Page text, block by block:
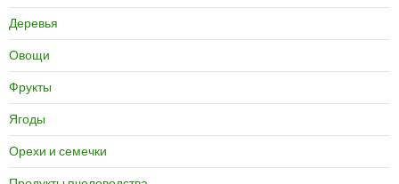
Деревья
Овощи
Фрукты
Ягоды
Орехи и семечки